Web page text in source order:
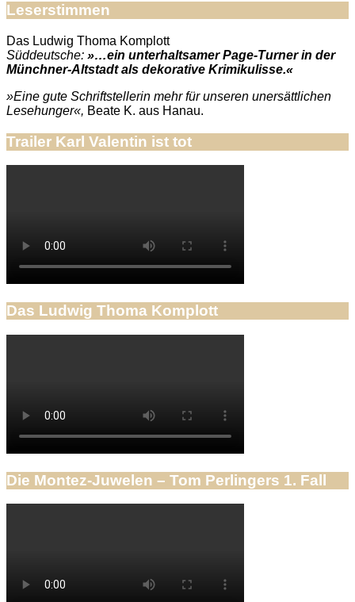
Leserstimmen
Das Ludwig Thoma Komplott
Süddeutsche: »…ein unterhaltsamer Page-Turner in der
Münchner-Altstadt als dekorative Krimikulisse.«
»Eine gute Schriftstellerin mehr für unseren unersättlichen
Lesehunger«, Beate K. aus Hanau.
Trailer Karl Valentin ist tot
Das Ludwig Thoma Komplott
Die Montez-Juwelen – Tom Perlingers 1. Fall